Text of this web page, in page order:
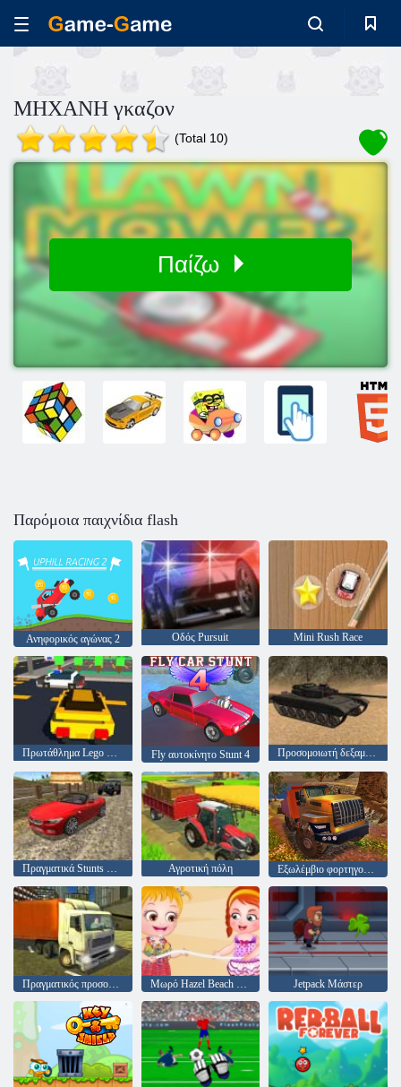
ΜΗΧΑΝΗ γκαζον
(Total 10)
Παίζω
Παρόμοια παιχνίδια flash
Ανηφορικός αγώνας 2 Οδός Pursuit Mini Rush Race
Πρωτάθλημα Lego Superhero Fly αυτοκίνητο Stunt 4 Προσομοιωτή δεξαμενών
Πραγματικά Stunts Drift Car Driving 3d Αγροτική πόλη Εξωλέμβιο φορτηγού προσομοιωτή Hill Climb
Πραγματικός προσομοιωτής φορτηγών πόλης Μωρό Hazel Beach Party Jetpack Μάστερ